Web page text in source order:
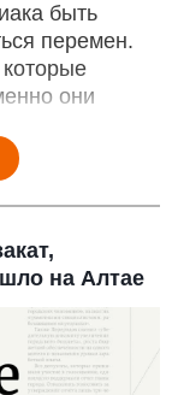
быть
перемен.
они
на Алтае